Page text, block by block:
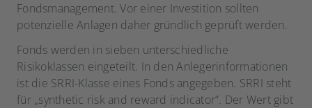
Fondsmanagement. Vor einer Investition sollten
potenzielle Anlagen daher gründlich geprüft werden.
Fonds werden in sieben unterschiedliche
Risikoklassen eingeteilt. In den Anlegerinformationen
ist die SRRI-Klasse eines Fonds angegeben. SRRI steht
für „synthetic risk and reward indicator“. Der Wert gibt